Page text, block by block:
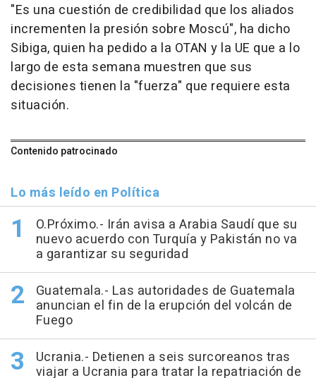
"Es una cuestión de credibilidad que los aliados
incrementen la presión sobre Moscú", ha dicho
Sibiga, quien ha pedido a la OTAN y la UE que a lo
largo de esta semana muestren que sus
decisiones tienen la "fuerza" que requiere esta
situación.
Contenido patrocinado
Lo más leído en Política
O.Próximo.- Irán avisa a Arabia Saudí que su
nuevo acuerdo con Turquía y Pakistán no va
a garantizar su seguridad
Guatemala.- Las autoridades de Guatemala
anuncian el fin de la erupción del volcán de
Fuego
Ucrania.- Detienen a seis surcoreanos tras
viajar a Ucrania para tratar la repatriación de